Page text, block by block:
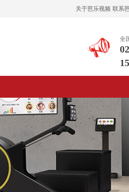
联系
关于芭乐视频
全